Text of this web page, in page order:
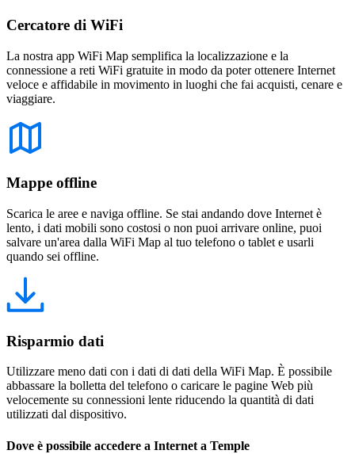
Cercatore di WiFi
La nostra app WiFi Map semplifica la localizzazione e la
connessione a reti WiFi gratuite in modo da poter ottenere Internet
veloce e affidabile in movimento in luoghi che fai acquisti, cenare e
viaggiare.
Mappe offline
Scarica le aree e naviga offline. Se stai andando dove Internet è
lento, i dati mobili sono costosi o non puoi arrivare online, puoi
salvare un'area dalla WiFi Map al tuo telefono o tablet e usarli
quando sei offline.
Risparmio dati
Utilizzare meno dati con i dati di dati della WiFi Map. È possibile
abbassare la bolletta del telefono o caricare le pagine Web più
velocemente su connessioni lente riducendo la quantità di dati
utilizzati dal dispositivo.
Dove è possibile accedere a Internet a Temple